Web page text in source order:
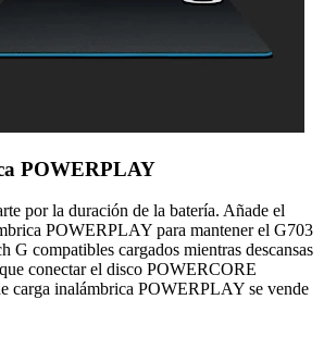
POWERPLAY
por la duración de la batería. Añade el
POWERPLAY para mantener el G703
G compatibles cargados mientras descansas
conectar el disco POWERCORE
carga inalámbrica POWERPLAY se vende